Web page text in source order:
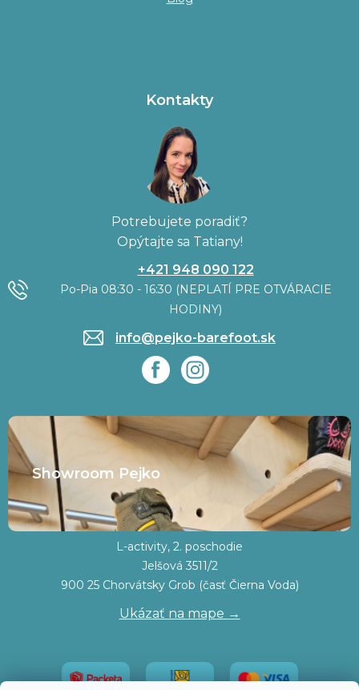
Kontakty
Potrebujete poradiť?
Opýtajte sa Tatiany!
+421 948 090 122
Po-Pia 08:30 - 16:30 (NEPLATÍ PRE OTVÁRACIE
HODINY)
info@pejko-barefoot.sk
Showroom Pejko
L-activity, 2. poschodie
Jelšová 3511/2
900 25 Chorvátsky Grob (časť Čierna Voda)
Ukázať na mape →